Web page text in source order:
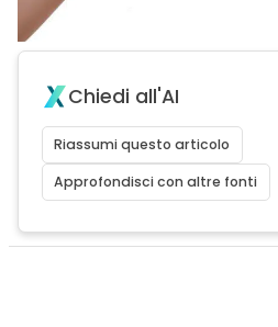
Chiedi all'AI
Riassumi questo articolo
Approfondisci con altre fonti